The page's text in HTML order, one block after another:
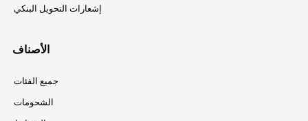
إشعارات التحويل البنكي
الأصناف
جميع الفئات
الشحومات